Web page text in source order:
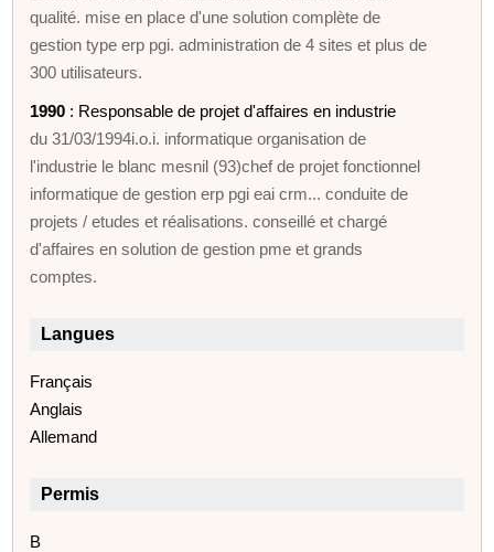
qualité. mise en place d'une solution complète de
gestion type erp pgi. administration de 4 sites et plus de
300 utilisateurs.
1990 : Responsable de projet d'affaires en industrie
du 31/03/1994i.o.i. informatique organisation de
l'industrie le blanc mesnil (93)chef de projet fonctionnel
informatique de gestion erp pgi eai crm... conduite de
projets / etudes et réalisations. conseillé et chargé
d'affaires en solution de gestion pme et grands
comptes.
Langues
Français
Anglais
Allemand
Permis
B